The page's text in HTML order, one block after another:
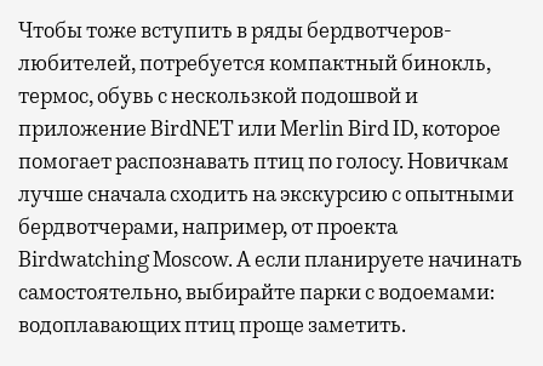
Чтобы тоже вступить в ряды бердвотчеров-
любителей, потребуется компактный бинокль,
термос, обувь с нескользкой подошвой и
приложение BirdNET или Merlin Bird ID, которое
помогает распознавать птиц по голосу. Новичкам
лучше сначала сходить на экскурсию с опытными
бердвотчерами, например, от проекта
Birdwatching Moscow. А если планируете начинать
самостоятельно, выбирайте парки с водоемами:
водоплавающих птиц проще заметить.